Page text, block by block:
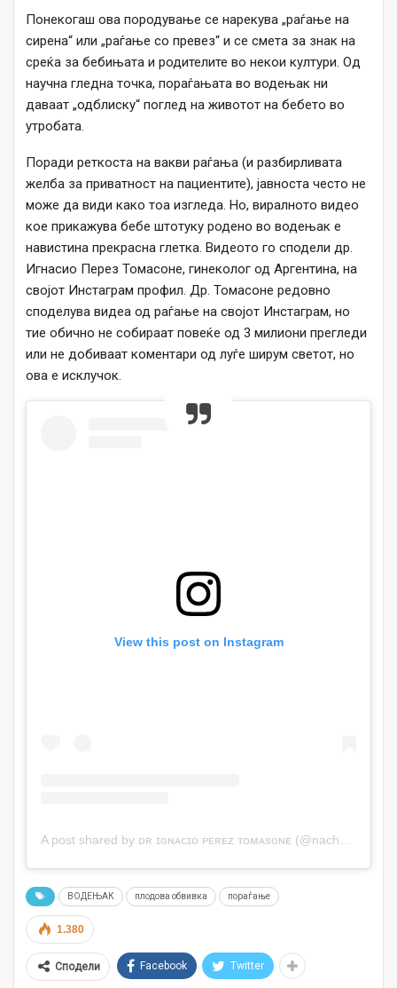
Понекогаш ова породување се нарекува „раѓање на
сирена“ или „раѓање со превез“ и се смета за знак на
среќа за бебињата и родителите во некои култури. Од
научна гледна точка, пораѓањата во водењак ни
даваат „одблиску“ поглед на животот на бебето во
утробата.
Поради реткоста на вакви раѓања (и разбирливата
желба за приватност на пациентите), јавноста често не
може да види како тоа изгледа. Но, виралното видео
кое прикажува бебе штотуку родено во водењак е
навистина прекрасна глетка. Видеото го сподели др.
Игнасио Перез Томасоне, гинеколог од Аргентина, на
својот Инстаграм профил. Др. Томасоне редовно
споделува видеа од раѓање на својот Инстаграм, но
тие обично не собираат повеќе од 3 милиони прегледи
или не добиваат коментари од луѓе ширум светот, но
ова е исклучок.
View this post on Instagram
ВОДЕЊАК плодова обвивка пораѓање
1.380
Сподели Facebook Twitter